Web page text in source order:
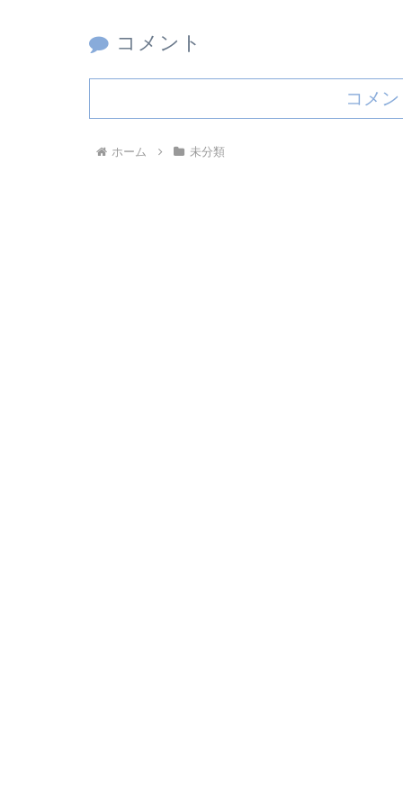
コメント
コメ
ホーム 未分類